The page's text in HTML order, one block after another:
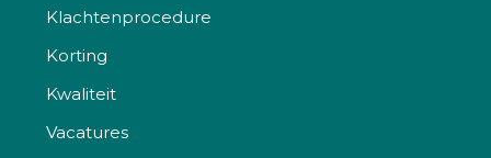
Klachtenprocedure
Korting
Kwaliteit
Vacatures